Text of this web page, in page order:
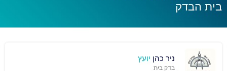
בית הבדק
ניר כהן יועץ
בדק בית